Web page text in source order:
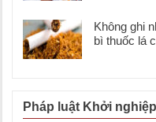
Không ghi
bì thuốc lá
Pháp luật Khởi nghiệp